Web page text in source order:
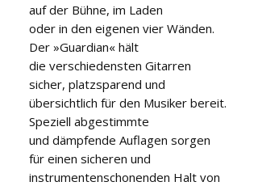
auf der Bühne, im Laden
oder in den eigenen vier Wänden.
Der »Guardian« hält
die verschiedensten Gitarren
sicher, platzsparend und
übersichtlich für den Musiker bereit.
Speziell abgestimmte
und dämpfende Auflagen sorgen
für einen sicheren und
instrumentenschonenden Halt von